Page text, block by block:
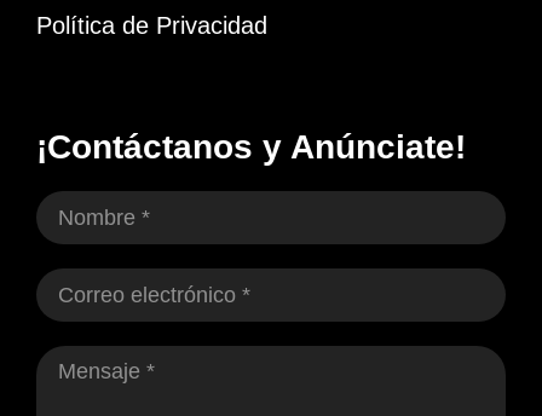
Política de Privacidad
¡Contáctanos y Anúnciate!